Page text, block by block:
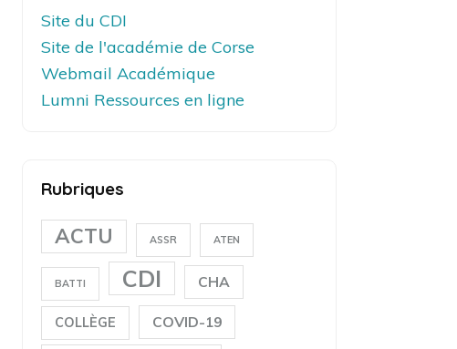
Site du CDI
Site de l'académie de Corse
Webmail Académique
Lumni Ressources en ligne
Rubriques
ACTU ASSR ATEN
BATTI CDI CHA
COLLÈGE COVID-19